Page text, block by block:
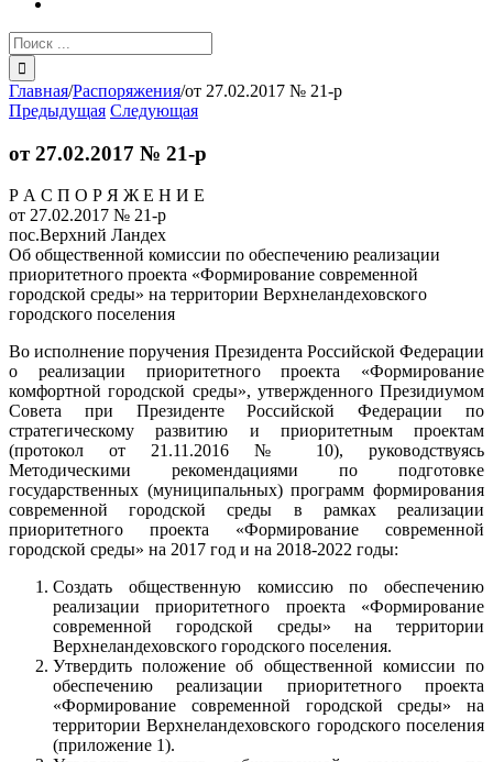
Результат
поиска:
Главная/Распоряжения/от 27.02.2017 № 21-р
Предыдущая Следующая
от 27.02.2017 № 21-р
Р А С П О Р Я Ж Е Н И Е
от 27.02.2017 № 21-р
пос.Верхний Ландех
Об общественной комиссии по обеспечению реализации
приоритетного проекта «Формирование современной
городской среды» на территории Верхнеландеховского
городского поселения
Во исполнение поручения Президента Российской Федерации
о реализации приоритетного проекта «Формирование
комфортной городской среды», утвержденного Президиумом
Совета при Президенте Российской Федерации по
стратегическому развитию и приоритетным проектам
(протокол от 21.11.2016 № 10), руководствуясь
Методическими рекомендациями по подготовке
государственных (муниципальных) программ формирования
современной городской среды в рамках реализации
приоритетного проекта «Формирование современной
городской среды» на 2017 год и на 2018-2022 годы:
Создать общественную комиссию по обеспечению
реализации приоритетного проекта «Формирование
современной городской среды» на территории
Верхнеландеховского городского поселения.
Утвердить положение об общественной комиссии по
обеспечению реализации приоритетного проекта
«Формирование современной городской среды» на
территории Верхнеландеховского городского поселения
(приложение 1).